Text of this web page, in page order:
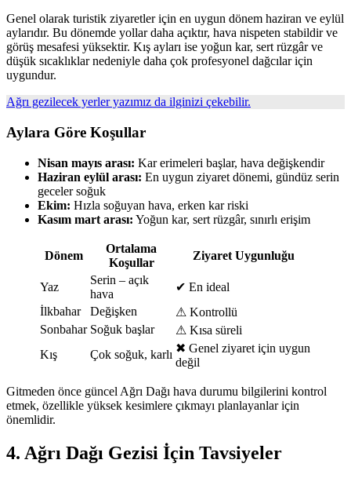
Genel olarak turistik ziyaretler için en uygun dönem haziran ve eylül
aylarıdır. Bu dönemde yollar daha açıktır, hava nispeten stabildir ve
görüş mesafesi yüksektir. Kış ayları ise yoğun kar, sert rüzgâr ve
düşük sıcaklıklar nedeniyle daha çok profesyonel dağcılar için
uygundur.
Ağrı gezilecek yerler yazımız da ilginizi çekebilir.
Aylara Göre Koşullar
Nisan mayıs arası: Kar erimeleri başlar, hava değişkendir
Haziran eylül arası: En uygun ziyaret dönemi, gündüz serin
geceler soğuk
Ekim: Hızla soğuyan hava, erken kar riski
Kasım mart arası: Yoğun kar, sert rüzgâr, sınırlı erişim
Dönem
Ortalama
Koşullar
Ziyaret Uygunluğu
Yaz
Serin – açık
hava
✔ En ideal
İlkbahar
Değişken
⚠ Kontrollü
Sonbahar Soğuk başlar
⚠ Kısa süreli
Kış
Çok soğuk, karlı ✖ Genel ziyaret için uygun
değil
Gitmeden önce güncel Ağrı Dağı hava durumu bilgilerini kontrol
etmek, özellikle yüksek kesimlere çıkmayı planlayanlar için
önemlidir.
4. Ağrı Dağı Gezisi İçin Tavsiyeler